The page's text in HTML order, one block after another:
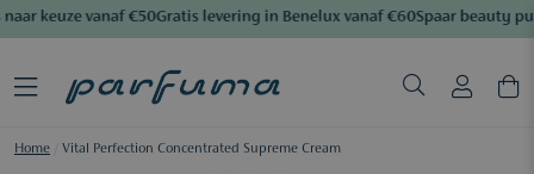
keuze vanaf €50Gratis levering in Benelux vanaf €60Spaar beauty
Home Vital Perfection Concentrated Supreme Cream